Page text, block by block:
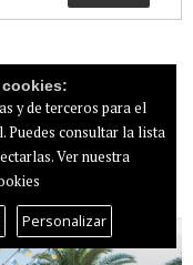
de
fiestas
6 de julio
y de terceros para el
Puedes consultar la lista
Ver nuestra
Personalizar